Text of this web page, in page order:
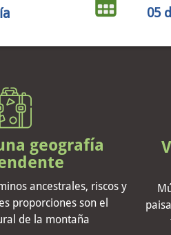
05
geografía
ancestrales, riscos y
proporciones son el
de la montaña